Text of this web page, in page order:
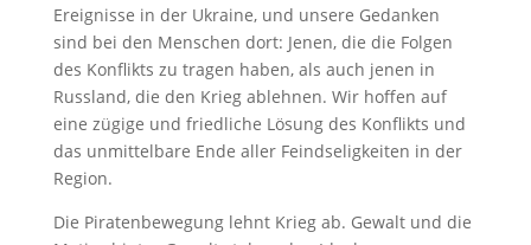
Ereignisse in der Ukraine, und unsere Gedanken
sind bei den Menschen dort: Jenen, die die Folgen
des Konflikts zu tragen haben, als auch jenen in
Russland, die den Krieg ablehnen. Wir hoffen auf
eine zügige und friedliche Lösung des Konflikts und
das unmittelbare Ende aller Feindseligkeiten in der
Region.
Die Piratenbewegung lehnt Krieg ab. Gewalt und die